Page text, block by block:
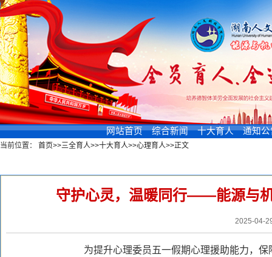
网站首页 综合新闻 十大育人 通知公
当前位置： 首页>>三全育人>>十大育人>>心理育人>>正文
守护心灵，温暖同行——能源与
2025-04-
为提升心理委员五一假期心理援助能力，